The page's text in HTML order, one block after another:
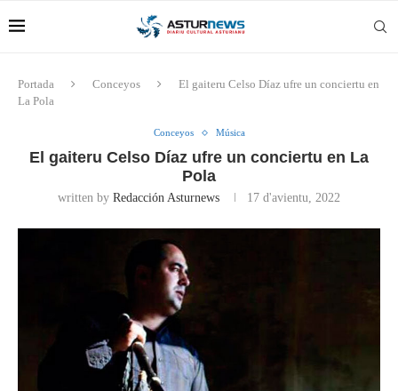
Portada Conceyos
El gaiteru Celso Díaz ufre un conciertu en
La Pola
Conceyos Música
El gaiteru Celso Díaz ufre un conciertu en La
Pola
written by Redacción Asturnews 17 d'avientu, 2022